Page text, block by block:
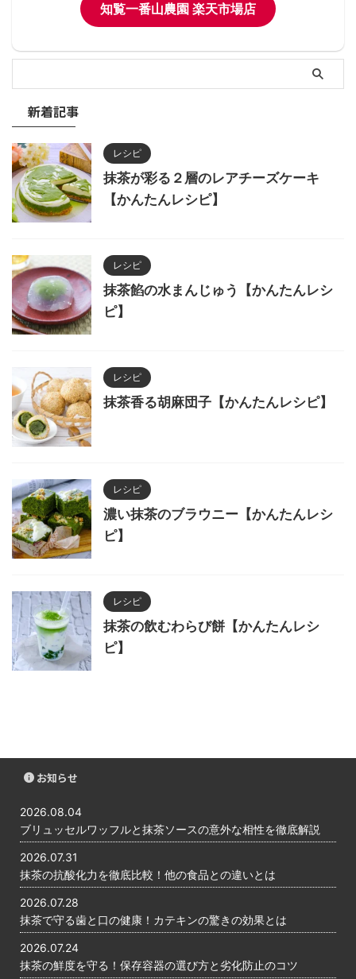
知覧一番山農園 楽天市場店
新着記事
レシピ
抹茶が彩る２層のレアチーズケーキ
【かんたんレシピ】
レシピ
抹茶餡の水まんじゅう【かんたんレシ
ピ】
レシピ
抹茶香る胡麻団子【かんたんレシピ】
レシピ
濃い抹茶のブラウニー【かんたんレシ
ピ】
レシピ
抹茶の飲むわらび餅【かんたんレシ
ピ】
お知らせ
2026.08.04
ブリュッセルワッフルと抹茶ソースの意外な相性を徹底解説
2026.07.31
抹茶の抗酸化力を徹底比較！他の食品との違いとは
2026.07.28
抹茶で守る歯と口の健康！カテキンの驚きの効果とは
2026.07.24
抹茶の鮮度を守る！保存容器の選び方と劣化防止のコツ